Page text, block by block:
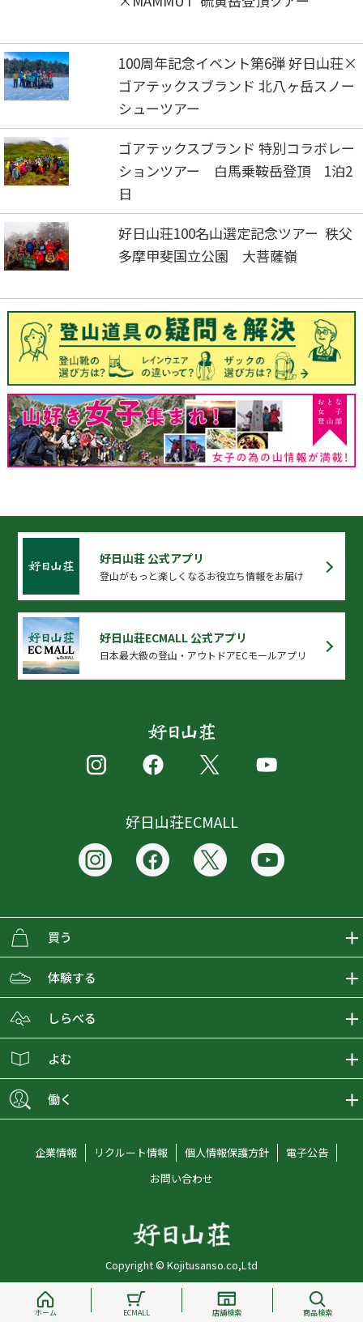
100周年記念イベント第6弾 好日山荘×
ゴアテックスブランド 北八ヶ岳スノー
シューツアー
ゴアテックスブランド 特別コラボレー
ションツアー 白馬乗鞍岳登頂 1泊2
日
好日山荘100名山選定記念ツアー 秩父
多摩甲斐国立公園 大菩薩嶺
好日山荘 公式アプリ
登山がもっと楽しくなるお役立ち情報をお届け
好日山荘ECMALL 公式アプリ
日本最大級の登山・アウトドアECモールアプリ
好日山荘ECMALL
買う
ECMALLの商品をさがす
取り扱いブランド一覧
ショップブログ
会員募集
体験する
おとな女子登山部
グラビティリサーチ
しらべる
登山レポート
オンラインコンシェルジュ
よむ
好日山荘マガジン
働く
アルバイト採用情報
社員メッセージ
企業情報 リクルート情報 個人情報保護方針
電子公告
お問い合わせ
Copyright © Kojitusanso.co,Ltd
ホーム ECMALL 店舗検索 商品検索